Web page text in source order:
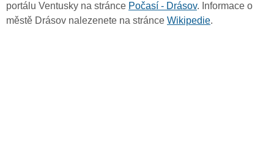
portálu Ventusky na stránce Počasí - Drásov. Informace o
městě Drásov nalezenete na stránce Wikipedie.